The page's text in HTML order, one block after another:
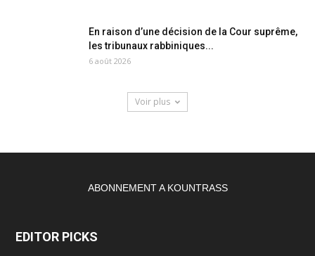
En raison d’une décision de la Cour suprême,
les tribunaux rabbiniques...
6 août 2026
Voir plus
ABONNEMENT A KOUNTRASS
EDITOR PICKS